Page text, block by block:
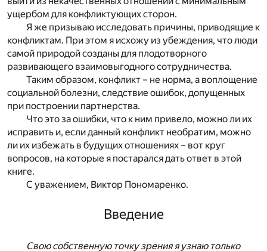
ущербом для конфликтующих сторон.
Я же призываю исследовать причины, приводящие к
конфликтам. При этом я исхожу из убеждения, что люди
самой природой созданы для плодотворного
развивающего взаимовыгодного сотрудничества.
Таким образом, конфликт – не норма, а воплощение
социальной болезни, следствие ошибок, допущенных
при построении партнерства.
Что это за ошибки, что к ним привело, можно ли их
исправить и, если данный конфликт необратим, можно
ли их избежать в будущих отношениях – вот круг
вопросов, на которые я постарался дать ответ в этой
книге.
С уважением, Виктор Пономаренко.
Введение
Свою собственную точку зрения я узнаю только